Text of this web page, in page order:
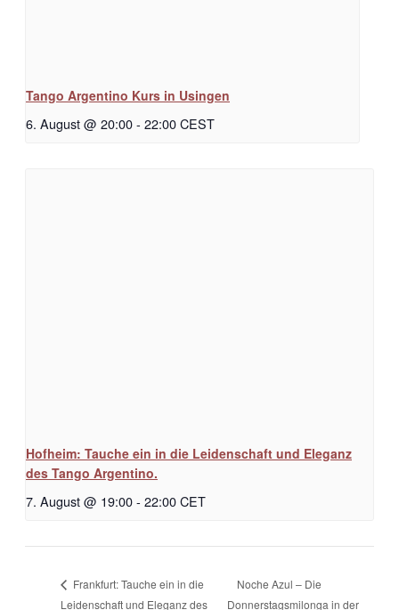
Tango Argentino Kurs in Usingen
6. August @ 20:00- 22:00CEST
Hofheim: Tauche ein in die Leidenschaft und Eleganz
des Tango Argentino.
7. August @ 19:00- 22:00CET
Frankfurt: Tauche ein in die
Leidenschaft und Eleganz des
Noche Azul – Die
Donnerstagsmilonga in der